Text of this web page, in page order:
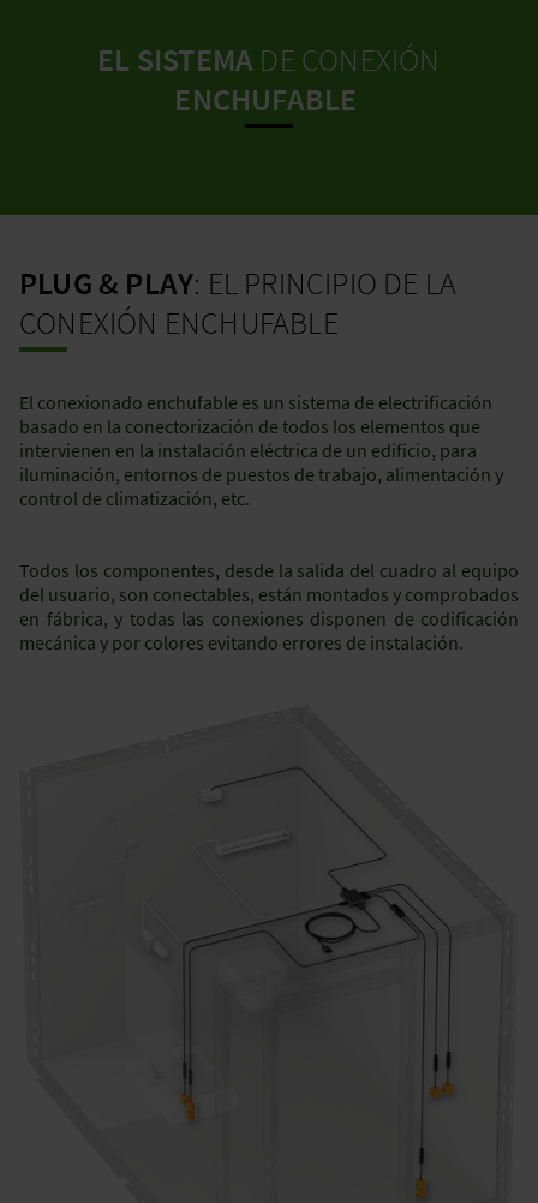
EL SISTEMA DE CONEXIÓN
ENCHUFABLE
PLUG & PLAY: EL PRINCIPIO DE LA
CONEXIÓN ENCHUFABLE
El conexionado enchufable es un sistema de electrificación
basado en la conectorización de todos los elementos que
intervienen en la instalación eléctrica de un edificio, para
iluminación, entornos de puestos de trabajo, alimentación y
control de climatización, etc.
Todos los componentes, desde la salida del cuadro al equipo
del usuario, son conectables, están montados y comprobados
en fábrica, y todas las conexiones disponen de codificación
mecánica y por colores evitando errores de instalación.